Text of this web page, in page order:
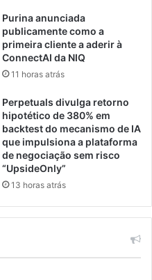
Purina anunciada
publicamente como a
primeira cliente a aderir à
ConnectAI da NIQ
11 horas atrás
Perpetuals divulga retorno
hipotético de 380% em
backtest do mecanismo de IA
que impulsiona a plataforma
de negociação sem risco
“UpsideOnly”
13 horas atrás